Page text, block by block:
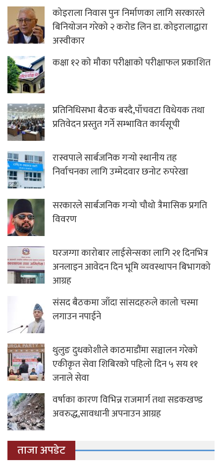
कोइराला निवास पुनः निर्माणका लागि सरकारले
बिनियोजन गरेको २ करोड लिन डा. कोइरालाद्वारा
अस्वीकार
कक्षा १२ को मौका परीक्षाको परीक्षाफल प्रकाशित
प्रतिनिधिसभा बैठक बस्दै,पाँचवटा विधेयक तथा
प्रतिवेदन प्रस्तुत गर्ने सम्भावित कार्यसूची
रास्वपाले सार्बजनिक गर्‍यो स्थानीय तह
निर्वाचनका लागि उम्मेदवार छनोट रुपरेखा
सरकारले सार्बजनिक गर्‍यो चौथो त्रैमासिक प्रगति
विवरण
घरजग्गा कारोबार लाईसेन्सका लागि २१ दिनभित्र
अनलाइन आवेदन दिन भूमि व्यवस्थापन बिभागको
आग्रह
संसद बैठकमा जाँदा सांसदहरुले कालो चस्मा
लगाउन नपाईने
थुलुङ दुधकोशीले काठमाडौंमा सञ्चालन गरेको
एकीकृत सेवा शिबिरको पहिलो दिन ५ सय ११
जनाले सेवा
वर्षाका कारण विभिन्न राजमार्ग तथा सडकखण्ड
अवरुद्ध,सावधानी अपनाउन आग्रह
ताजा अपडेट